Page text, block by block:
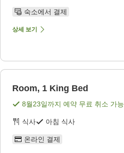
숙소에서 결제
상세 보기
Room, 1 King Bed
8월23일까지 예약 무료 취소 가능
식사 아침 식사
온라인 결제